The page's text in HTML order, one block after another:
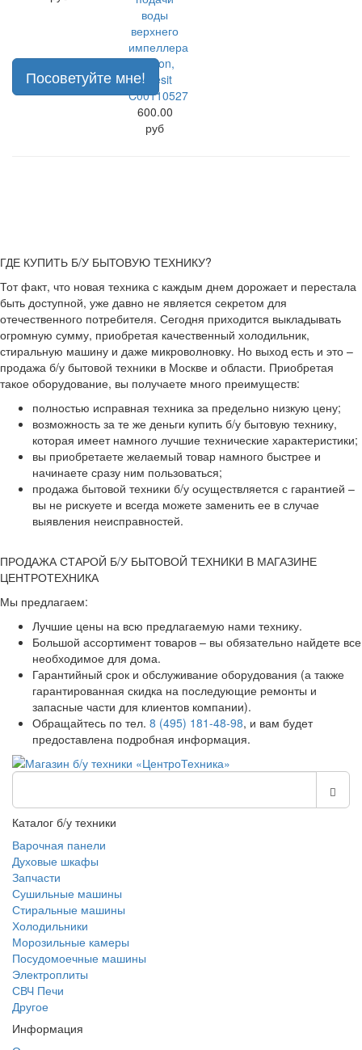
воды
верхнего
импеллера
Ariston,
Indesit
C00110527
600.00
руб
Посоветуйте мне!
ГДЕ КУПИТЬ Б/У БЫТОВУЮ ТЕХНИКУ?
Тот факт, что новая техника с каждым днем дорожает и перестала
быть доступной, уже давно не является секретом для
отечественного потребителя. Сегодня приходится выкладывать
огромную сумму, приобретая качественный холодильник,
стиральную машину и даже микроволновку. Но выход есть и это –
продажа б/у бытовой техники в Москве и области. Приобретая
такое оборудование, вы получаете много преимуществ:
полностью исправная техника за предельно низкую цену;
возможность за те же деньги купить б/у бытовую технику,
которая имеет намного лучшие технические характеристики;
вы приобретаете желаемый товар намного быстрее и
начинаете сразу ним пользоваться;
продажа бытовой техники б/у осуществляется с гарантией –
вы не рискуете и всегда можете заменить ее в случае
выявления неисправностей.
ПРОДАЖА СТАРОЙ Б/У БЫТОВОЙ ТЕХНИКИ В МАГАЗИНЕ
ЦЕНТРОТЕХНИКА
Мы предлагаем:
Лучшие цены на всю предлагаемую нами технику.
Большой ассортимент товаров – вы обязательно найдете все
необходимое для дома.
Гарантийный срок и обслуживание оборудования (а также
гарантированная скидка на последующие ремонты и
запасные части для клиентов компании).
Обращайтесь по тел. 8 (495) 181-48-98, и вам будет
предоставлена подробная информация.
Каталог б/у техники
Варочная панели
Духовые шкафы
Запчасти
Сушильные машины
Стиральные машины
Холодильники
Морозильные камеры
Посудомоечные машины
Электроплиты
СВЧ Печи
Другое
Информация